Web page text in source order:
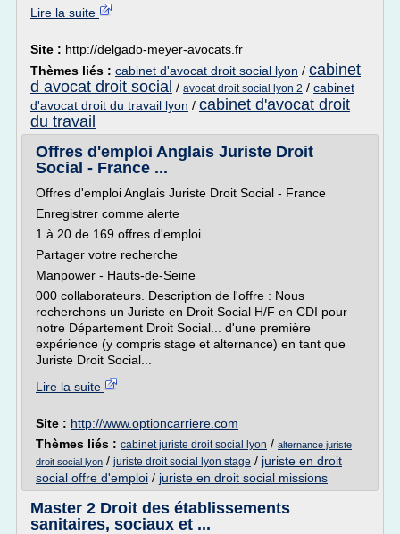
Lire la suite
Site : http://delgado-meyer-avocats.fr
Thèmes liés : cabinet d'avocat droit social lyon / cabinet
d avocat droit social / avocat droit social lyon 2 / cabinet
d'avocat droit du travail lyon / cabinet d'avocat droit
du travail
Offres d'emploi Anglais Juriste Droit
Social - France ...
Offres d'emploi Anglais Juriste Droit Social - France
Enregistrer comme alerte
1 à 20 de 169 offres d'emploi
Partager votre recherche
Manpower - Hauts-de-Seine
000 collaborateurs. Description de l'offre : Nous
recherchons un Juriste en Droit Social H/F en CDI pour
notre Département Droit Social... d'une première
expérience (y compris stage et alternance) en tant que
Juriste Droit Social...
Lire la suite
Site : http://www.optioncarriere.com
Thèmes liés : cabinet juriste droit social lyon / alternance juriste
droit social lyon / juriste droit social lyon stage / juriste en droit
social offre d'emploi / juriste en droit social missions
Master 2 Droit des établissements
sanitaires, sociaux et ...